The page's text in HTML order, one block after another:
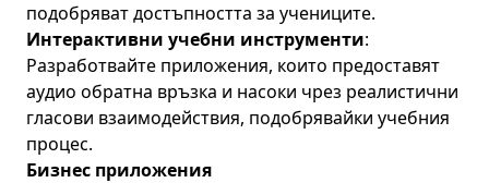
подобряват достъпността за учениците.
Интерактивни учебни инструменти:
Разработвайте приложения, които предоставят
аудио обратна връзка и насоки чрез реалистични
гласови взаимодействия, подобрявайки учебния
процес.
Бизнес приложения